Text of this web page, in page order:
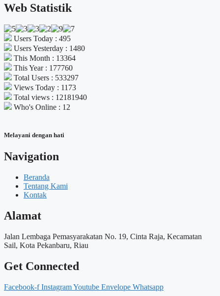
Web Statistik
Users Today : 495
Users Yesterday : 1480
This Month : 13364
This Year : 177760
Total Users : 533297
Views Today : 1173
Total views : 12181940
Who's Online : 12
Melayani dengan hati
Navigation
Beranda
Tentang Kami
Kontak
Alamat
Jalan Lembaga Pemasyarakatan No. 19, Cinta Raja, Kecamatan
Sail, Kota Pekanbaru, Riau
Get Connected
Facebook-f InstagramYoutube Envelope Whatsapp